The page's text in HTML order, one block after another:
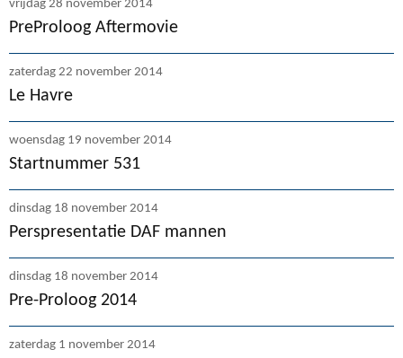
vrijdag 28 november 2014
PreProloog Aftermovie
zaterdag 22 november 2014
Le Havre
woensdag 19 november 2014
Startnummer 531
dinsdag 18 november 2014
Perspresentatie DAF mannen
dinsdag 18 november 2014
Pre-Proloog 2014
zaterdag 1 november 2014